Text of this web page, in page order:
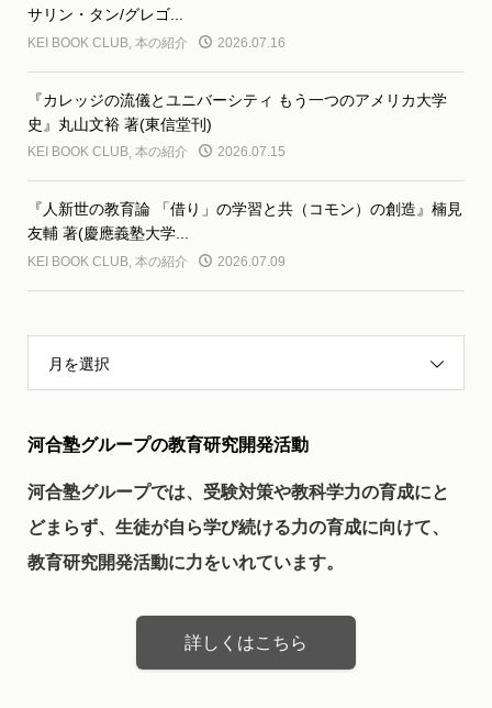
サリン・タン/グレゴ...
KEI BOOK CLUB, 本の紹介 2026.07.16
『カレッジの流儀とユニバーシティ もう一つのアメリカ大学
史』丸山文裕 著(東信堂刊)
KEI BOOK CLUB, 本の紹介 2026.07.15
『人新世の教育論 「借り」の学習と共（コモン）の創造』楠見
友輔 著(慶應義塾大学...
KEI BOOK CLUB, 本の紹介 2026.07.09
月を選択
河合塾グループの教育研究開発活動
河合塾グループでは、受験対策や教科学力の育成にと
どまらず、生徒が自ら学び続ける力の育成に向けて、
教育研究開発活動に力をいれています。
詳しくはこちら